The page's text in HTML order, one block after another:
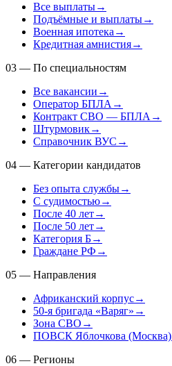
Все выплаты→
Подъёмные и выплаты→
Военная ипотека →
Кредитная амнистия→
03 — По специальностям
Все вакансии →
Оператор БПЛА →
Контракт СВО — БПЛА →
Штурмовик→
Справочник ВУС →
04 — Категории кандидатов
Без опыта службы→
С судимостью→
После 40 лет→
После 50 лет→
Категория Б→
Граждане РФ →
05 — Направления
Африканский корпус→
50-я бригада «Варяг» →
Зона СВО →
ПОВСК Яблочкова (Москва)
06 — Регионы